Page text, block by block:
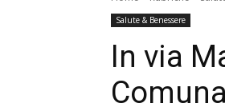
Salute & Benessere
In via